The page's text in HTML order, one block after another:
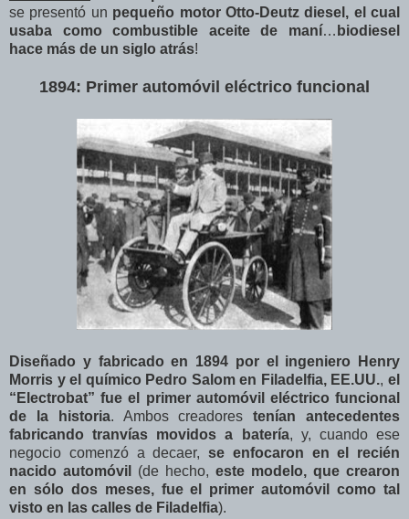
se presentó un pequeño motor Otto-Deutz diesel, el cual
usaba como combustible aceite de maní… biodiesel
hace más de un siglo atrás!
1894: Primer automóvil eléctrico funcional
Diseñado y fabricado en 1894 por el ingeniero Henry
Morris y el químico Pedro Salom en Filadelfia, EE.UU.,el
“Electrobat” fue el primer automóvil eléctrico funcional
de la historia. Ambos creadorestenían antecedentes
fabricando tranvías movidos a batería, y, cuando ese
negocio comenzó a decaer, se enfocaron en el recién
nacido automóvil
(de hecho, este modelo, que crearon
en sólo dos meses, fue el primer automóvil como tal
visto en las calles de Filadelfia).